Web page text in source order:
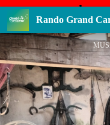
plus
Rando Grand